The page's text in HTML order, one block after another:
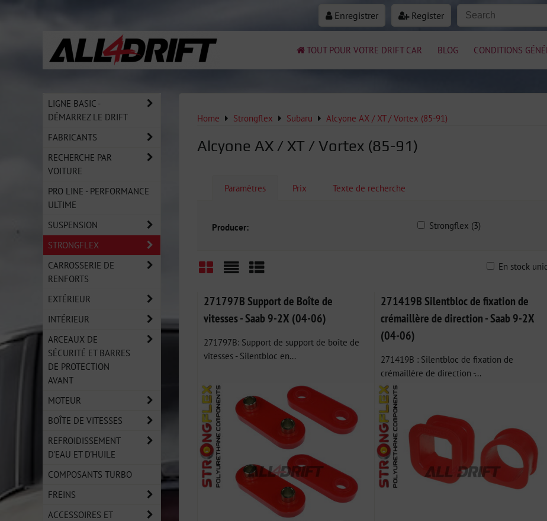
Enregistrer Register
TOUT POUR VOTRE DRIFT CAR BLOG CONDITIONS
Home Strongflex Subaru Alcyone AX / XT / Vortex (85-91)
Alcyone AX / XT / Vortex (85-91)
Paramètres Prix Texte de recherche
Producer: Strongflex (3)
En stock
271797B Support de Boîte de
vitesses - Saab 9-2X (04-06)
271797B: Support de support de boîte de
vitesses - Silentbloc en...
271419B Silentbloc de fixation de
crémaillère de direction - Saab 9-2X
(04-06)
271419B : Silentbloc de fixation de
crémaillère de direction -...
LIGNE BASIC -
DÉMARREZ LE DRIFT
FABRICANTS
RECHERCHE PAR
VOITURE
PRO LINE - PERFORMANCE
ULTIME
SUSPENSION
STRONGFLEX
CARROSSERIE DE
RENFORTS
EXTÉRIEUR
INTÉRIEUR
ARCEAUX DE
SÉCURITÉ ET BARRES
DE PROTECTION
AVANT
MOTEUR
BOÎTE DE VITESSES
REFROIDISSEMENT
D'EAU ET D'HUILE
COMPOSANTS TURBO
FREINS
ACCESSOIRES ET